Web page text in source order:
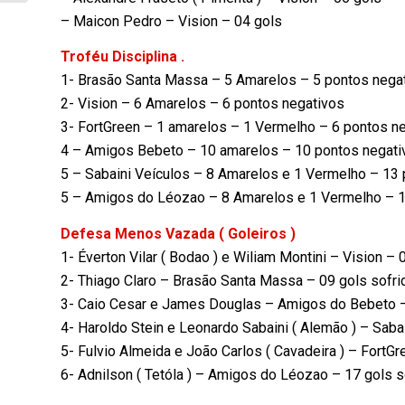
– Maicon Pedro – Vision – 04 gols
Troféu Disciplina .
1- Brasão Santa Massa – 5 Amarelos – 5 pontos
2- Vision – 6 Amarelos – 6 pontos negativos
3- FortGreen – 1 amarelos – 1 Vermelho – 6 pontos
4 – Amigos Bebeto – 10 amarelos – 10 pontos
5 – Sabaini Veículos – 8 Amarelos e 1 Vermelho –
5 – Amigos do Léozao – 8 Amarelos e 1 Vermelho –
Defesa Menos Vazada ( Goleiros )
1- Éverton Vilar ( Bodao ) e Wiliam Montini – Vision
2- Thiago Claro – Brasão Santa Massa – 09 gols
3- Caio Cesar e James Douglas – Amigos do
4- Haroldo Stein e Leonardo Sabaini ( Alemão ) –
5- Fulvio Almeida e João Carlos ( Cavadeira ) –
6- Adnilson ( Tetóla ) – Amigos do Léozao – 17 gols